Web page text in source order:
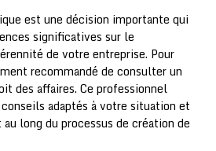
est une décision importante qui
significatives sur le
de votre entreprise. Pour
recommandé de consulter un
des affaires. Ce professionnel
adaptés à votre situation et
long du processus de création de